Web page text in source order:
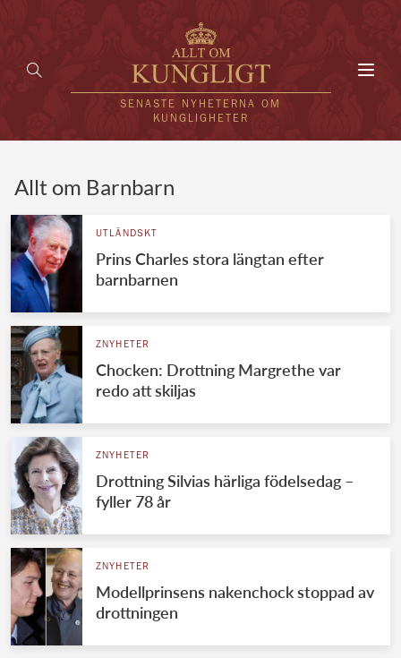
SENASTE NYHETERNA OM
KUNGLIGHETER
UTLÄNDSKT
VÄRLDENS KUNGAHUS
Svenska kungahuset
Brittiska kungahuset
Danska kungahuset
Spanska kungahuset
Jordanska kungahuset
Luxemburgska storhertighuset
Japanska kejsarhuset
REDAKTION
Allt om Barnbarn
UTLÄNDSKT
Prins Charles stora längtan efter
barnbarnen
ZNYHETER
Chocken: Drottning Margrethe var
redo att skiljas
ZNYHETER
Drottning Silvias härliga födelsedag –
fyller 78 år
ZNYHETER
Modellprinsens nakenchock stoppad av
drottningen